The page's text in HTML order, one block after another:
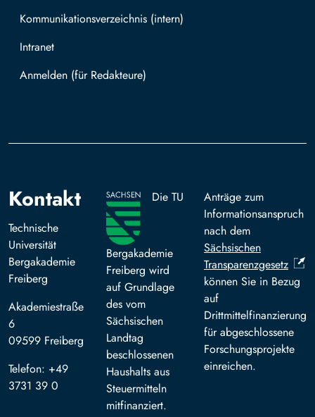
Kommunikationsverzeichnis (intern)
Intranet
Mit TUBAF Login anmelden
Kontakt
Technische
Universität
Bergakademie
Freiberg
Akademiestraße
6
09599 Freiberg
Telefon: +49
3731 39 0
Die TU
Bergakademie
Freiberg wird
auf Grundlage
des vom
Sächsischen
Landtag
beschlossenen
Haushalts aus
Steuermitteln
mitfinanziert.
Anträge zum
Informationsanspruch
nach dem
Sächsischen
Transparenzgesetz
können Sie in Bezug
auf
Drittmittelfinanzierung
für abgeschlossene
Forschungsprojekte
einreichen.